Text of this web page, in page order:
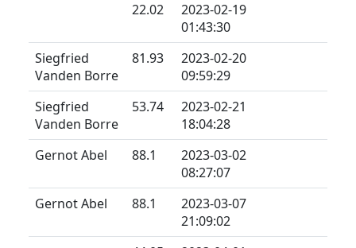
22.02
2023-02-19
01:43:30
Siegfried
Vanden Borre
81.93
2023-02-20
09:59:29
Siegfried
Vanden Borre
53.74
2023-02-21
18:04:28
Gernot Abel
88.1
2023-03-02
08:27:07
Gernot Abel
88.1
2023-03-07
21:09:02